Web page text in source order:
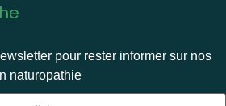
pour rester informer sur nos
naturopathie